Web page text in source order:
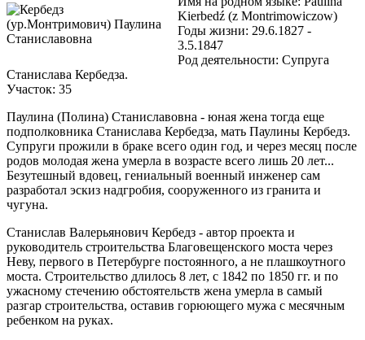
Kierbedź (z Montrimowiczow)
Годы жизни: 29.6.1827 -
3.5.1847
Род деятельности: Супруга
Станислава Кербедза.
Участок: 35
Паулина (Полина) Станиславовна - юная жена тогда еще
подполковника Станислава Кербедза, мать Паулины Кербедз.
Супруги прожили в браке всего один год, и через месяц после
родов молодая жена умерла в возрасте всего лишь 20 лет...
Безутешный вдовец, гениальный военный инженер сам
разработал эскиз надгробия, сооруженного из гранита и
чугуна.
Станислав Валерьянович Кербедз - автор проекта и
руководитель строительства Благовещенского моста через
Неву, первого в Петербурге постоянного, а не плашкоутного
моста. Строительство длилось 8 лет, с 1842 по 1850 гг. и по
ужасному стечению обстоятельств жена умерла в самый
разгар строительства, оставив горюющего мужа с месячным
ребенком на руках.